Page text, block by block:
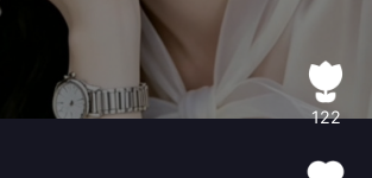
122